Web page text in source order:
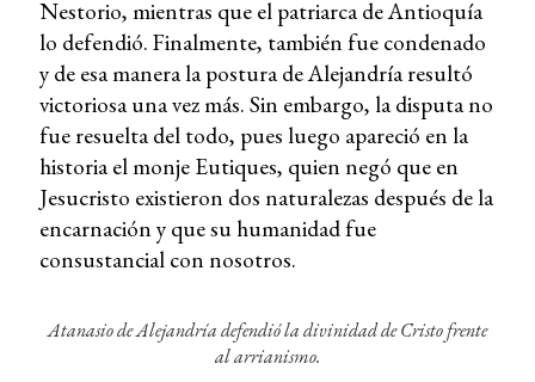
Nestorio, mientras que el patriarca de Antioquía
lo defendió. Finalmente, también fue condenado
y de esa manera la postura de Alejandría resultó
victoriosa una vez más. Sin embargo, la disputa no
fue resuelta del todo, pues luego apareció en la
historia el monje Eutiques, quien negó que en
Jesucristo existieron dos naturalezas después de la
encarnación y que su humanidad fue
consustancial con nosotros.
Atanasio de Alejandría defendió la divinidad de Cristo frente
al arrianismo.